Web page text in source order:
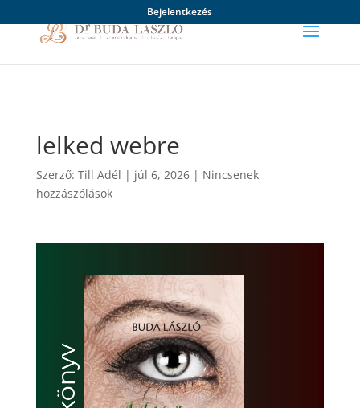
Bejelentkezés
lelked webre
Szerző: Till Adél | júl 6, 2026| Nincsenek
hozzászólások